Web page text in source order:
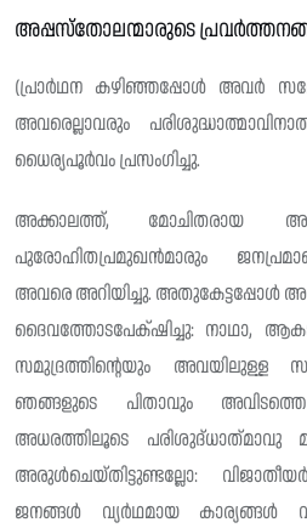
അപ്പസ്തോലന്മാരുടെ
(പ്രാർഥന കഴിഞ്ഞപ്പോൾ അവർ
അവരെല്ലാവരും
ധൈര്യപൂർവം പ്രസംഗിച്ചു.
അക്കാലത്ത്, മോചിതരായ
പുരോഹിതപ്രമുഖൻമാരും
അവരെ അറിയിച്ചു. അതുകേട്ടപ്പോൾ
ദൈവത്തോടപേക്‌ഷിച്ചു: നാഥാ,
സമുദ്രത്തിന്റെയും അവയിലുള്ള
ഞങ്ങളുടെ പിതാവും അവിടത്തെ
അധരത്തിലൂടെ പരിശുദ്‌ധാത്‌മാവു
അരുൾചെയ്‌തിട്ടുണ്ടല്ലോ:
ജനങ്ങൾ വ്യർഥമായ കാര്യങ്ങൾ